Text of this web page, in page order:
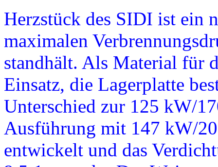
Herzstück des SIDI ist ein
maximalen
standhält. Als Material für
Einsatz, die Lagerplatte
Unterschied zur 125 kW/
Ausführung mit 147 kW/
entwickelt und das